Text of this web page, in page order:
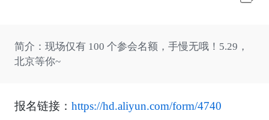
简介 ： 现场仅有 100 个参会名额，手慢无哦！5.29，
北京等你~
报名链接： https://hd.aliyun.com/form/4740